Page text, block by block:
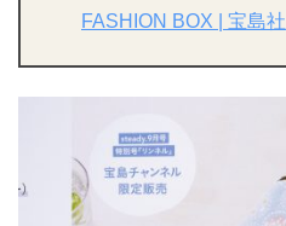
FASHION BOX | 宝島社